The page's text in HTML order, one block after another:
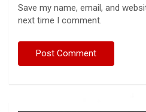
Save my name, email, and
next time I comment.